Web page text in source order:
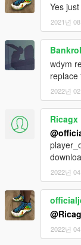
Yes
2021년
wdym
replace
2022년
Ricagx
2022년
2022년